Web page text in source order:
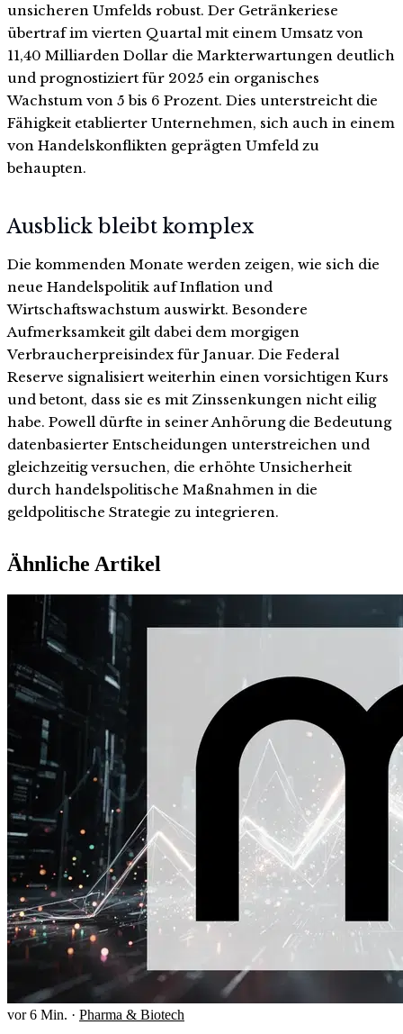
unsicheren Umfelds robust. Der Getränkeriese
übertraf im vierten Quartal mit einem Umsatz von
11,40 Milliarden Dollar die Markterwartungen deutlich
und prognostiziert für 2025 ein organisches
Wachstum von 5 bis 6 Prozent. Dies unterstreicht die
Fähigkeit etablierter Unternehmen, sich auch in einem
von Handelskonflikten geprägten Umfeld zu
behaupten.
Ausblick bleibt komplex
Die kommenden Monate werden zeigen, wie sich die
neue Handelspolitik auf Inflation und
Wirtschaftswachstum auswirkt. Besondere
Aufmerksamkeit gilt dabei dem morgigen
Verbraucherpreisindex für Januar. Die Federal
Reserve signalisiert weiterhin einen vorsichtigen Kurs
und betont, dass sie es mit Zinssenkungen nicht eilig
habe. Powell dürfte in seiner Anhörung die Bedeutung
datenbasierter Entscheidungen unterstreichen und
gleichzeitig versuchen, die erhöhte Unsicherheit
durch handelspolitische Maßnahmen in die
geldpolitische Strategie zu integrieren.
Ähnliche Artikel
vor 6 Min. · Pharma & Biotech